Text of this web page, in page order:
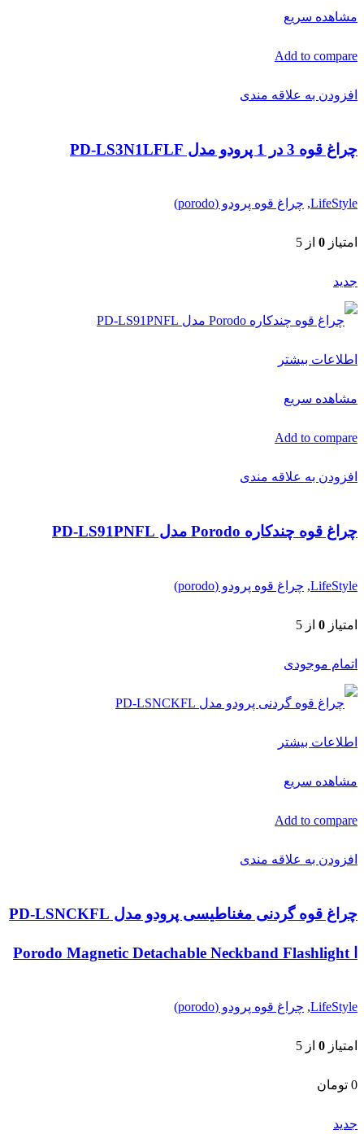
مشاهده سریع
Add to compare
افزودن به علاقه مندی
چراغ قوه 3 در 1 پرودو مدل PD-LS3N1LFLF
LifeStyle
, چراغ قوه پرودو (porodo)
امتیاز 0 از 5
جدید
اطلاعات بیشتر
مشاهده سریع
Add to compare
افزودن به علاقه مندی
چراغ قوه چندکاره Porodo مدل PD-LS91PNFL
LifeStyle
, چراغ قوه پرودو (porodo)
امتیاز 0 از 5
اتمام موجودی
اطلاعات بیشتر
مشاهده سریع
Add to compare
افزودن به علاقه مندی
چراغ قوه گردنی مغناطیسی پرودو مدل PD-LSNCKFL
LifeStyle
, چراغ قوه پرودو (porodo)
امتیاز 0 از 5
0 تومان
جدید